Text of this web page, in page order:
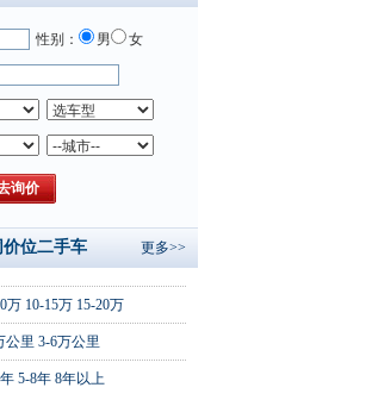
性别： 男 女
价位二手车 更多>>
万 10-15万 15-20万
公里 3-6万公里
5-8年 8年以上